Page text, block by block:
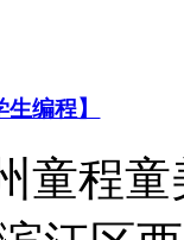
江区
，形成